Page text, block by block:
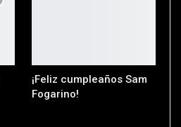
¡Feliz cumpleaños Sam
Fogarino!